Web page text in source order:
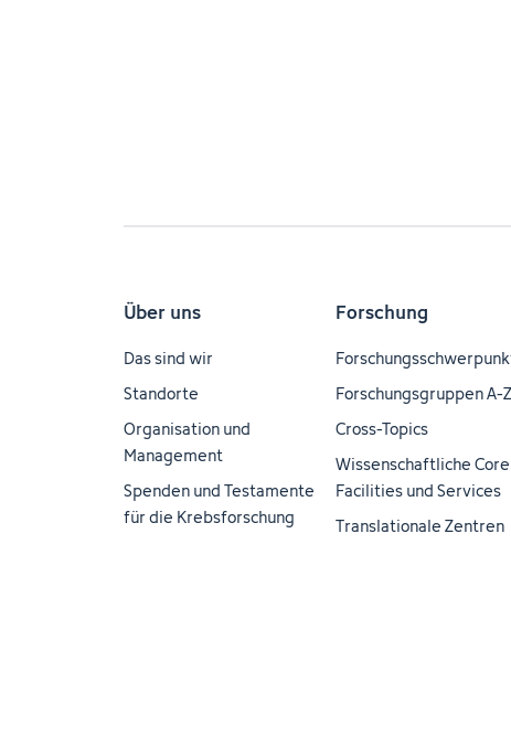
Über uns
Das sind wir
Standorte
Organisation und
Management
Spenden und Testamente
für die Krebsforschung
Forschung
Forschungsgruppen A-Z
Cross-Topics
Wissenschaftliche Core
Facilities und Services
Translationale Zentren